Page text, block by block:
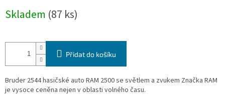
cena:
Skladem (87 ks)
Přidat do košíku
Bruder 2544 hasičské auto RAM 2500 se světlem a zvukem Značka RAM
je vysoce ceněna nejen v oblasti volného času.